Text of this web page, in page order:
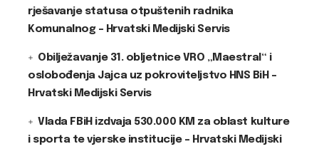
rješavanje statusa otpuštenih radnika
Komunalnog – Hrvatski Medijski Servis
Obilježavanje 31. obljetnice VRO „Maestral“ i
oslobođenja Jajca uz pokroviteljstvo HNS BiH –
Hrvatski Medijski Servis
Vlada FBiH izdvaja 530.000 KM za oblast kulture
i sporta te vjerske institucije – Hrvatski Medijski